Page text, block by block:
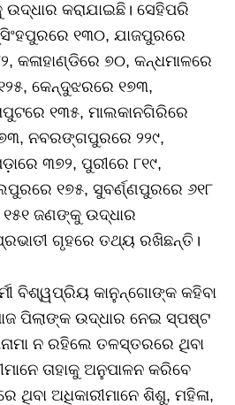
କରାଯାଇଛି। ସେହିପରି
୧୩୦, ଯାଜପୁରରେ
କଳାହାଣ୍ଡିରେ ୭୦, କନ୍ଧମାଳରେ
କେନ୍ଦୁଝରରେ ୧୭୩,
୧୩୫, ମାଲକାନଗିରିରେ
ନବରଙ୍ଗପୁରରେ ୨୨୯,
୩୭୨, ପୁରୀରେ ୮୧୯,
୧୭୫, ସୁବର୍ଣ୍ଣପୁରରେ ୬୧୮
୧୫୧ ଜଣଙ୍କୁ ଉଦ୍ଧାର
ଗୃହରେ ତଥ୍ୟ ରଖିଛନ୍ତି।
ବିଶ୍ୱପ୍ରିୟ କାନୁନ୍‌ଗୋଙ୍କ କହିବା
ପିଲାଙ୍କ ଉଦ୍ଧାର ନେଇ ସ୍ପଷ୍ଟ
ନ ରହିଲେ ତଳସ୍ତରରେ ଥିବା
ତାହାକୁ ଅନୁପାଳନ କରିବେ
ଥିବା ଅଧିକାରୀମାନେ ଶିଶୁ, ମହିଳା,